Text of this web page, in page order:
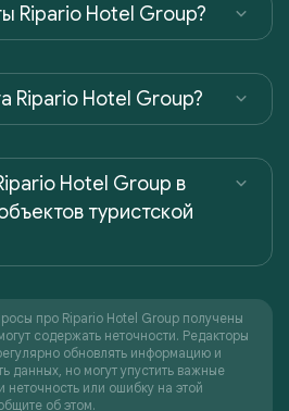
Ripario Hotel Group?
Ripario Hotel Group?
Hotel Group в
туристской
про Ripario Hotel Group получены
содержать неточности. Редакторы
обновлять информацию и
данных, но могут упустить важные
или ошибку на этой
об этом.